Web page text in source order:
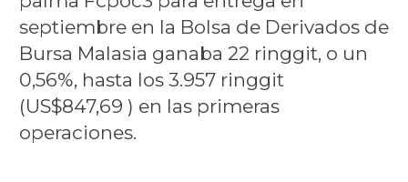
septiembre en la Bolsa de Derivados de
Bursa Malasia ganaba 22 ringgit, o un
0,56%, hasta los 3.957 ringgit
(US$847,69 ) en las primeras
operaciones.